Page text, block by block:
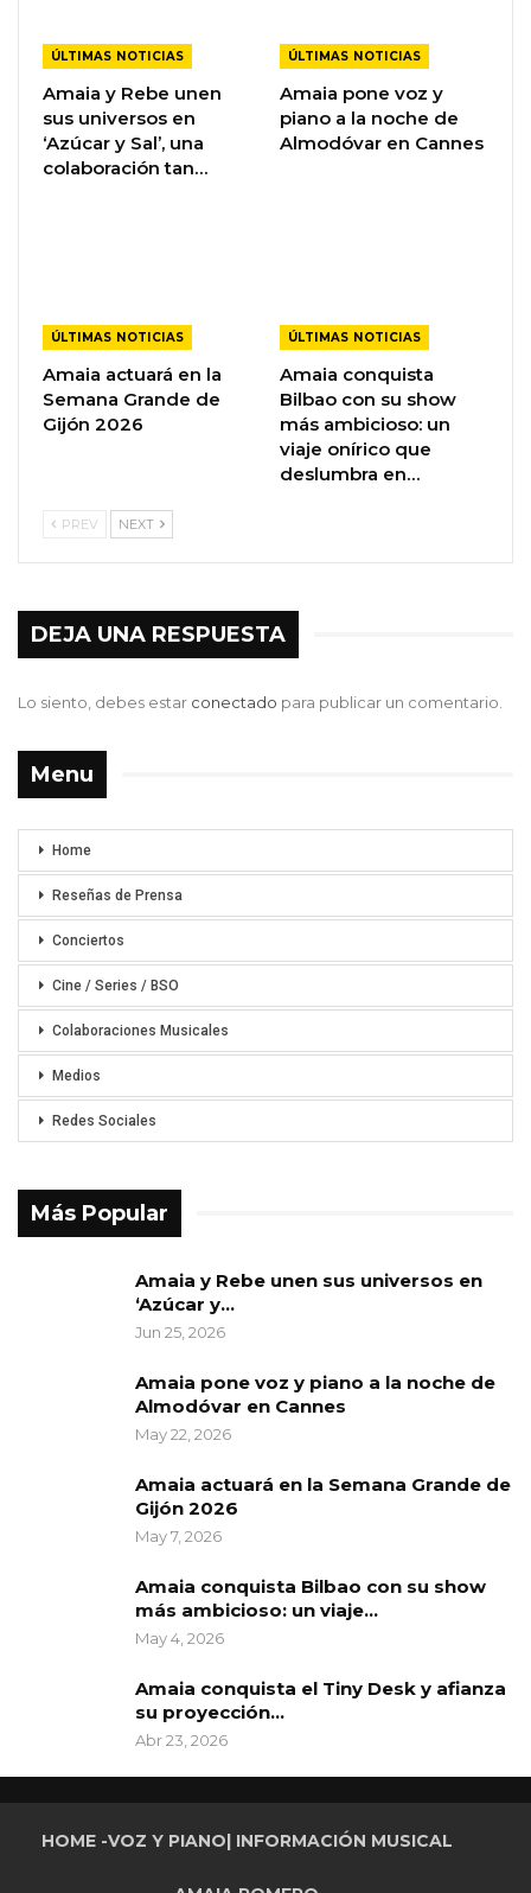
ÚLTIMAS NOTICIAS
Amaia y Rebe unen
sus universos en
‘Azúcar y Sal’, una
colaboración tan…
ÚLTIMAS NOTICIAS
Amaia pone voz y
piano a la noche de
Almodóvar en Cannes
ÚLTIMAS NOTICIAS
Amaia actuará en la
Semana Grande de
Gijón 2026
ÚLTIMAS NOTICIAS
Amaia conquista
Bilbao con su show
más ambicioso: un
viaje onírico que
deslumbra en…
PREV NEXT
DEJA UNA RESPUESTA
Lo siento, debes estar conectado para publicar un comentario.
Menu
Home
Reseñas de Prensa
Conciertos
Cine / Series / BSO
Colaboraciones Musicales
Medios
Redes Sociales
Más Popular
Amaia y Rebe unen sus universos en
‘Azúcar y…
Jun 25, 2026
Amaia pone voz y piano a la noche de
Almodóvar en Cannes
May 22, 2026
Amaia actuará en la Semana Grande de
Gijón 2026
May 7, 2026
Amaia conquista Bilbao con su show
más ambicioso: un viaje…
May 4, 2026
Amaia conquista el Tiny Desk y afianza
su proyección…
Abr 23, 2026
HOME -VOZ Y PIANO| INFORMACIÓN MUSICAL